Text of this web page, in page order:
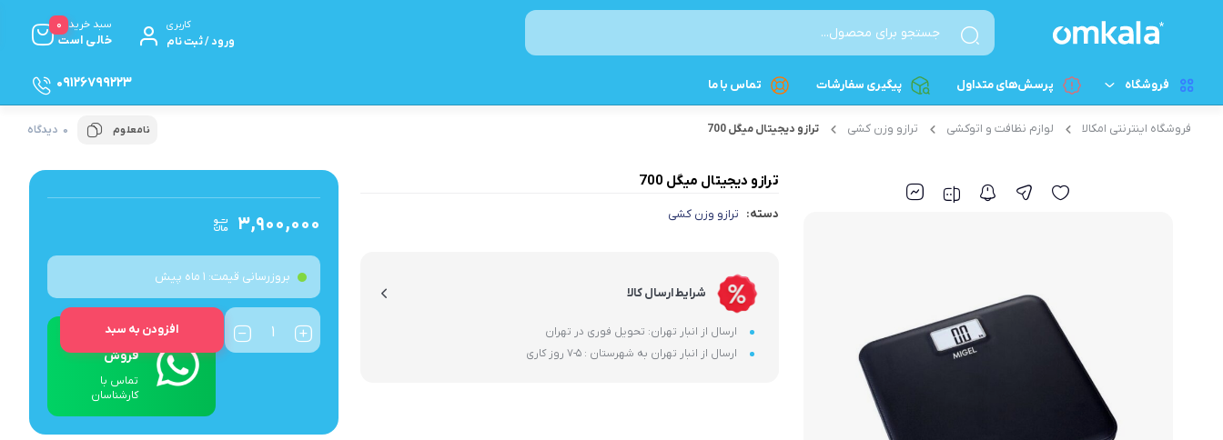
کاربری
ورود / ثبت نام
سبد خرید
خالی است
0
فروشگاه
لوازم آشپزخانه کوچک
پلوپز
ساندویچ‌ساز
میوه خشک کن
چرخ گوشت
همزن برقی
زودپز رو گازی
ظروف تک آشپزخانه
چینی، بلور و سرویس‌ها
سرویس چینی و غذاخوری
قطعات الکترونیکی و کامپیوتری
پرسش‌های متداول پیگیری سفارشات تماس با ما 09126799223
فروشگاه اینترنتی امکالا لوازم نظافت و اتوکشی ترازو وزن کشی ترازو دیجیتال میگل 700 نامعلوم 0 دیدگاه
ترازو دیجیتال میگل 700
دسته: ترازو وزن کشی
شرایط ارسال کالا
ارسال از انبار تهران: تحویل فوری در تهران
ارسال از انبار تهران به شهرستان : 5-7 روز کاری
۳,۹۰۰,۰۰۰
بروزرسانی قیمت: 1 ماه پیش
افزودن به سبد
ارتباط با
فروش
تماس با
کارشناسان